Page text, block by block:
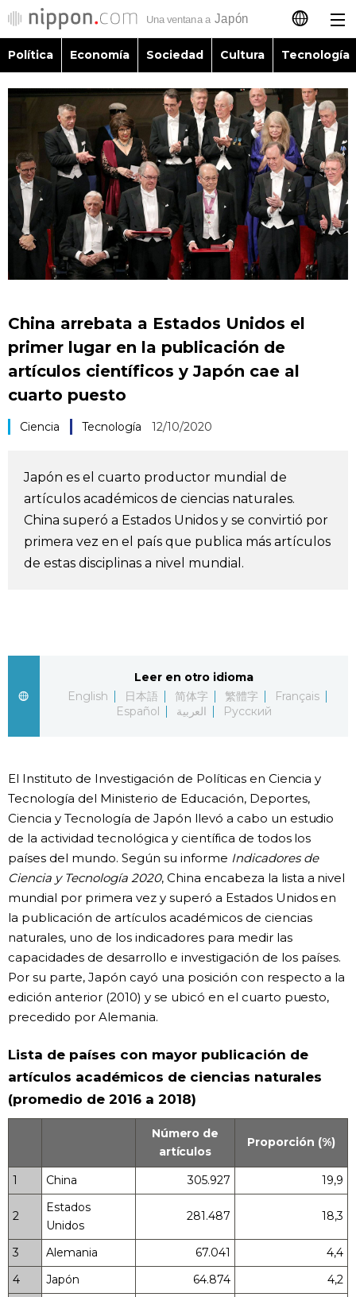
日本語
English
简体字
繁體字
Français
العربية
Política
Economía
Sociedad
Tecnología
Vida
Guía de Japón
Vídeos e imágenes
En profundidad
Más
Fragmentos de Japón
Gente
Blog
Tokio
Avisos
Política Economía Sociedad Cultura Tecnología
China arrebata a Estados Unidos el
primer lugar en la publicación de
artículos científicos y Japón cae al
cuarto puesto
Ciencia Tecnología 12/10/2020
Japón es el cuarto productor mundial de
artículos académicos de ciencias naturales.
China superó a Estados Unidos y se convirtió por
primera vez en el país que publica más artículos
de estas disciplinas a nivel mundial.
Leer en otro idioma
English
日本語 简体字 繁體字
Français
Español
العربية Русский
El Instituto de Investigación de Políticas en Ciencia y
Tecnología del Ministerio de Educación, Deportes,
Ciencia y Tecnología de Japón llevó a cabo un estudio
de la actividad tecnológica y científica de todos los
países del mundo. Según su informe Indicadores de
Ciencia y Tecnología 2020, China encabeza la lista a nivel
mundial por primera vez y superó a Estados Unidos en
la publicación de artículos académicos de ciencias
naturales, uno de los indicadores para medir las
capacidades de desarrollo e investigación de los países.
Por su parte, Japón cayó una posición con respecto a la
edición anterior (2010) y se ubicó en el cuarto puesto,
precedido por Alemania.
Lista de países con mayor publicación de
artículos académicos de ciencias naturales
(promedio de 2016 a 2018)
Número de
artículos
Proporción (%)
1 China 305.927 19,9
2
Estados
Unidos
281.487 18,3
3 Alemania 67.041
4,4
4
Japón 64.874
4,2